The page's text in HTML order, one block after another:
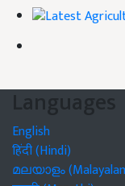
Languages
English
हिंदी (Hindi)
മലയാളം